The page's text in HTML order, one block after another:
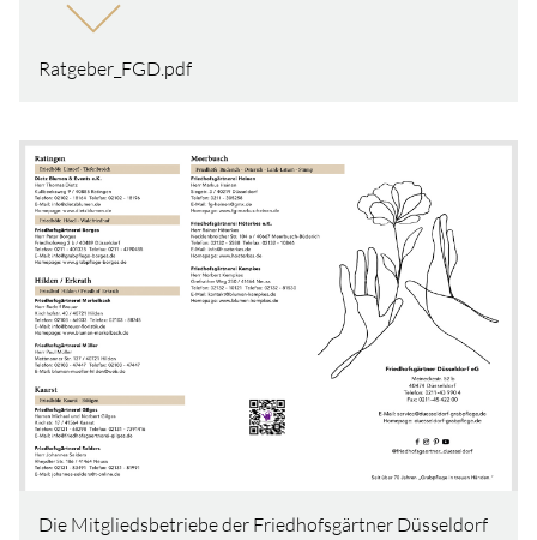
Ratgeber_FGD.pdf
Die Mitgliedsbetriebe der Friedhofsgärtner Düsseldorf